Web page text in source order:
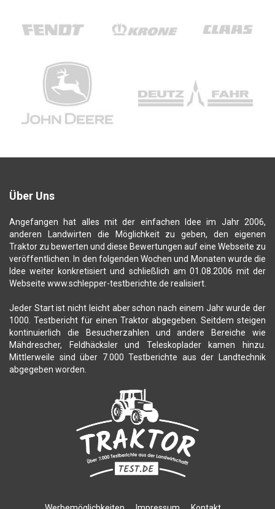
Über Uns
Angefangen hat alles mit der einfachen Idee im Jahr 2006,
anderen Landwirten die Möglichkeit zu geben, den eigenen
Traktor zu bewerten und diese Bewertungen auf eine Webseite zu
veröffentlichen. In den folgenden Wochen und Monaten wurde die
Idee weiter konkretisiert und schließlich am 01.08.2006 mit der
Webseite www.schlepper-testberichte.de realisiert.
Jeder Start ist nicht leicht aber schon nach einem Jahr wurde der
1000. Testbericht für einen Traktor abgegeben. Seitdem steigen
kontinuierlich die Besucherzahlen und andere Bereiche wie
Mähdrescher, Feldhäcksler und Teleskoplader kamen hinzu.
Mittlerweile sind über 7.000 Testberichte aus der Landtechnik
abgegeben worden.